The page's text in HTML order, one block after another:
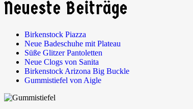
Neueste Beiträge
Birkenstock Piazza
Neue Badeschuhe mit Plateau
Süße Glitzer Pantoletten
Neue Clogs von Sanita
Birkenstock Arizona Big Buckle
Gummistiefel von Aigle